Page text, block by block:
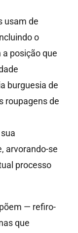
usam de
o
posição que
burguesia de
roupagens de
arvorando-se
processo
— refiro-
que